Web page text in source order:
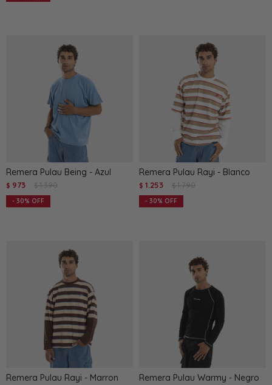
Remera Pulau Being - Azul
$ 973 $ 1.390
30
Remera Pulau Rayi - Blanco
$ 1.253 $ 1.790
30
Remera Pulau Rayi - Marron Remera Pulau Warmy - Negro